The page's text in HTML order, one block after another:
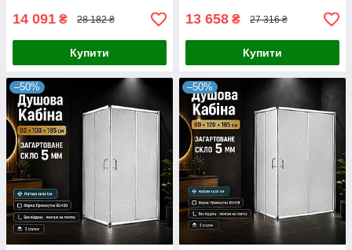
14 091 ₴ 28 182 ₴
Купити
13 658 ₴ 27 316 ₴
Купити
–50% –50%